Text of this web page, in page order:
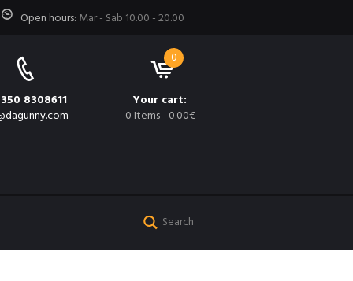
Open hours: Mar - Sab 10.00 - 20.00
8308611
0
Your cart:
0 Items- 0.00€